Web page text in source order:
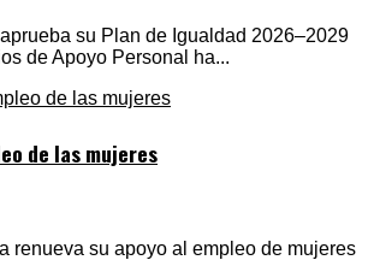
su Plan de Igualdad 2026–2029
de Apoyo Personal ha...
de las mujeres
renueva su apoyo al empleo de mujeres